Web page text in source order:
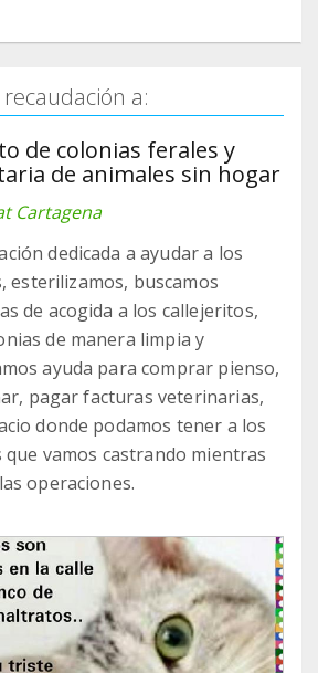
a:
de colonias ferales y
de animales sin hogar
Cartagena
dedicada a ayudar a los
esterilizamos, buscamos
de acogida a los callejeritos,
de manera limpia y
ayuda para comprar pienso,
pagar facturas veterinarias,
donde podamos tener a los
vamos castrando mientras
operaciones.